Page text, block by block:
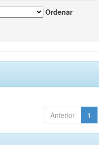
Ordenar
Anterior 1